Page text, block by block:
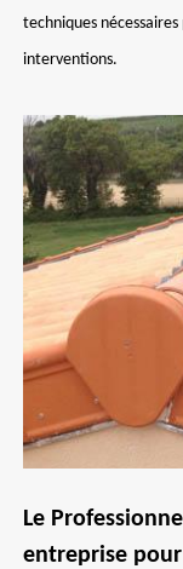
techniques
interventions.
Le
entreprise